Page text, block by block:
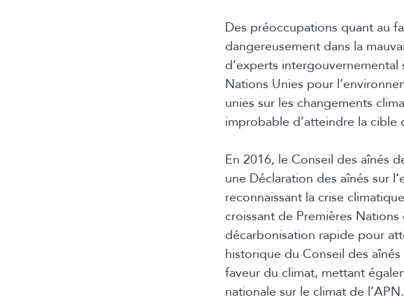
Des préoccupations quant au
dangereusement dans la
d’experts
Nations Unies pour
unies sur les changements
improbable d’atteindre la cible
En 2016, le Conseil des aînés
une Déclaration des aînés sur
reconnaissant la crise
croissant de Premières
décarbonisation rapide pour
historique du Conseil des
faveur du climat, mettant
nationale sur le climat de l’APN.